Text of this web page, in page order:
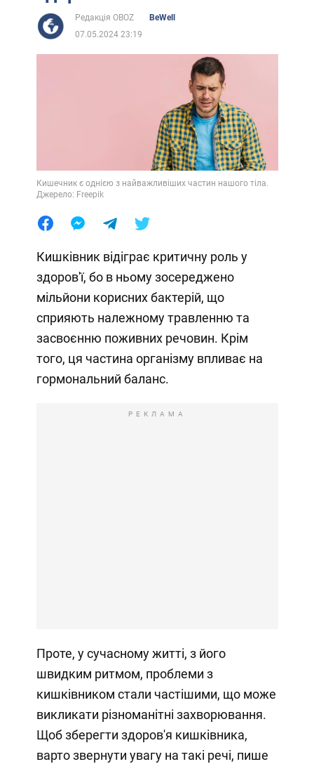
Редакція OBOZ
BeWell
07.05.2024 23:19
Кишечник є однією з найважливіших частин нашого тіла.
Джерело: Freepik
Кишківник відіграє критичну роль у
здоров'ї, бо в ньому зосереджено
мільйони корисних бактерій, що
сприяють належному травленню та
засвоєнню поживних речовин. Крім
того, ця частина організму впливає на
гормональний баланс.
РЕКЛАМА
Проте, у сучасному житті, з його
швидким ритмом, проблеми з
кишківником стали частішими, що може
викликати різноманітні захворювання.
Щоб зберегти здоров'я кишківника,
варто звернути увагу на такі речі, пише